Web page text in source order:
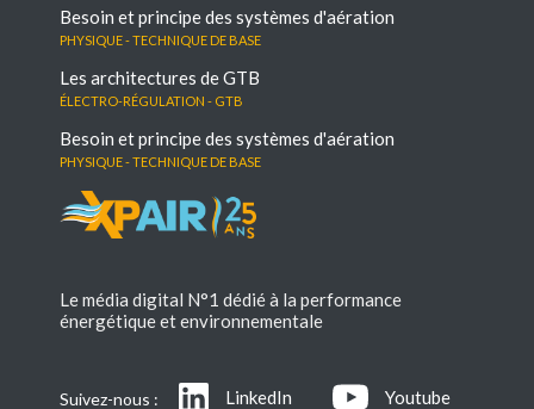
Besoin et principe des systèmes d'aération
Physique - Technique de base
Les architectures de GTB
électro-régulation - GTB
Besoin et principe des systèmes d'aération
Physique - Technique de base
Le média digital N°1 dédié à la performance
énergétique et environnementale
Suivez-nous : LinkedIn Youtube